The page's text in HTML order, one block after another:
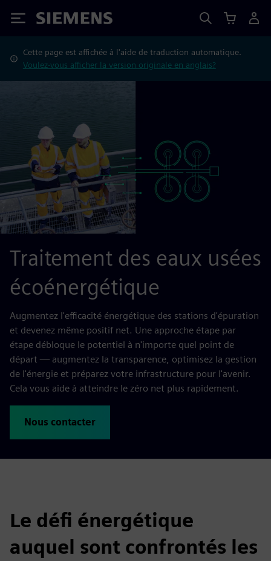
Siemens
Cette page est affichée à l'aide de traduction automatique.
Voulez-vous afficher la version originale en anglais?
Traitement des eaux usées
écoénergétique
Augmentez l'efficacité énergétique des stations d'épuration
et devenez même positif net. Une approche étape par
étape débloque le potentiel à n'importe quel point de
départ — augmentez la transparence, optimisez la gestion
de l'énergie et préparez votre infrastructure pour l'avenir.
Cela vous aide à atteindre le zéro net plus rapidement.
Nous contacter
Le défi énergétique
auquel sont confrontés les